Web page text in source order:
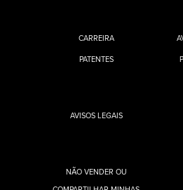
CARREIRA
PATENTES
AVISOS LEGAIS
NÃO VENDER OU